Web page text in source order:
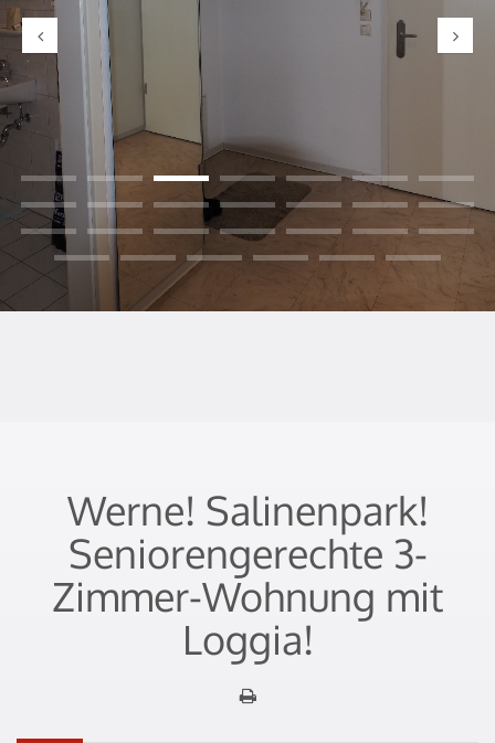
Werne! Salinenpark!
Seniorengerechte 3-
Zimmer-Wohnung mit
Loggia!